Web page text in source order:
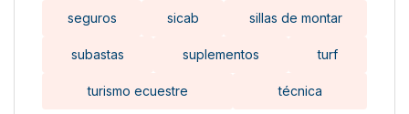
seguros sicab sillas de montar
subastas suplementos turf
turismo ecuestre técnica